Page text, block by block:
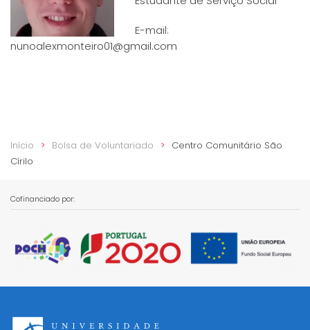
E-mail:
nunoalexmonteiro01@gmail.com
Início Bolsa de Voluntariado
Centro Comunitário São
Círilo
Cofinanciado por: